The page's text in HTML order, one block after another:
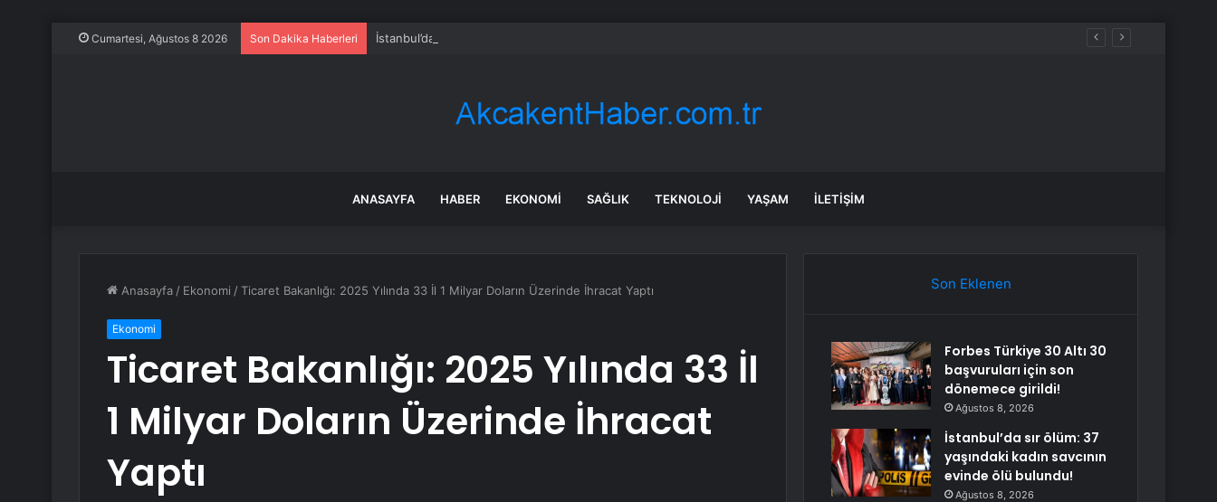
Cumartesi, Ağustos 8 2026 Son Dakika Haberleri İstanbul’da sır ölüm: 37 yaşındaki kadın savcının evinde ölü bulundu!
ANASAYFA HABER EKONOMI SAĞLIK TEKNOLOJI YAŞAM İLETIŞIM
Anasayfa / Ekonomi /Ticaret Bakanlığı: 2025 Yılında 33 İl 1 Milyar Doların Üzerinde İhracat Yaptı
Ekonomi
Ticaret Bakanlığı: 2025 Yılında 33 İl
1 Milyar Doların Üzerinde İhracat
Yaptı
Son Eklenen
Forbes Türkiye 30 Altı 30
başvuruları için son
dönemece girildi!
Ağustos 8, 2026
İstanbul’da sır ölüm: 37
yaşındaki kadın savcının
evinde ölü bulundu!
Ağustos 8, 2026